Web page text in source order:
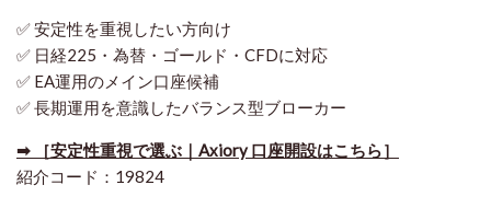
✅ 安定性を重視したい方向け
✅ 日経225・為替・ゴールド・CFDに対応
✅ EA運用のメイン口座候補
✅ 長期運用を意識したバランス型ブローカー
➡ ［安定性重視で選ぶ｜Axiory 口座開設はこちら］
紹介コード：19824